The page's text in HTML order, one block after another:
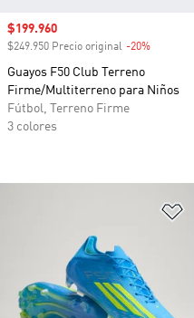
Precio de venta
$199.960
$249.950 Precio original -20%
Guayos F50 Club Terreno
Firme/Multiterreno para Niños
Fútbol, Terreno Firme
3 colores